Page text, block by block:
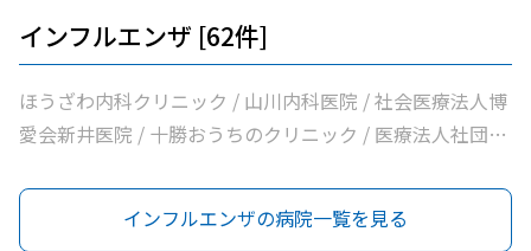
インフルエンザ [62件]
ほうざわ内科クリニック / 山川内科医院 / 社会医療法人博
愛会新井医院 / 十勝おうちのクリニック / 医療法人社団さ
科・呼吸器内科クリニック / こしや糖尿病・内科クリニッ
ク / 萩原医院 / 公益財団法人北海道医療団帯広第一病院 /
インフルエンザの病院一覧を見る